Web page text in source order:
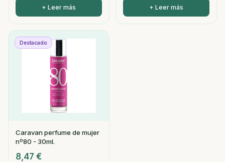
+ Leer más + Leer más
Destacado
Caravan perfume de mujer
nº80 - 30ml.
8,47 €